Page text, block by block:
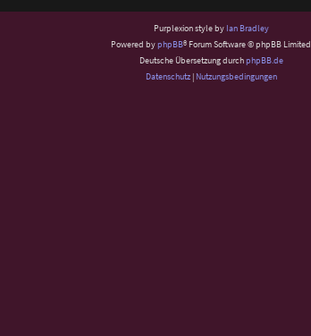
Purplexion style by Ian Bradley
Powered byphpBB® Forum Software © phpBB Limited
Deutsche Übersetzung durchphpBB.de
Datenschutz| Nutzungsbedingungen